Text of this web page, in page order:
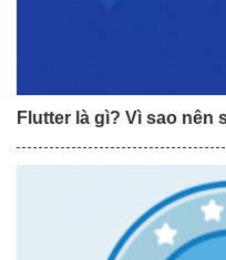
Flutter là gì? Vì sao nên